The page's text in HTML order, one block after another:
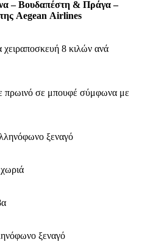
– Βουδαπέστη & Πράγα –
Aegean Airlines
8 κιλών ανά
πρωινό σε μπουφέ σύμφωνα με
ξεναγό
ξεναγό